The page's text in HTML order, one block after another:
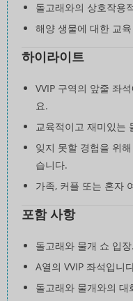
돌고래와의 상호작용
해양 생물에 대한 교
하이라이트
VVIP 구역의 앞줄 좌
요.
교육적이고 재미있는
잊지 못할 경험을 위
습니다.
가족, 커플 또는 혼자
포함 사항
돌고래와 물개 쇼 입장.
A열의 VVIP 좌석입니
돌고래와 물개와의